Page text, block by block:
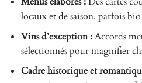
locaux et de saison, parfois
Vins d’exception :Accords
sélectionnés pour magnifier
Cadre historique et